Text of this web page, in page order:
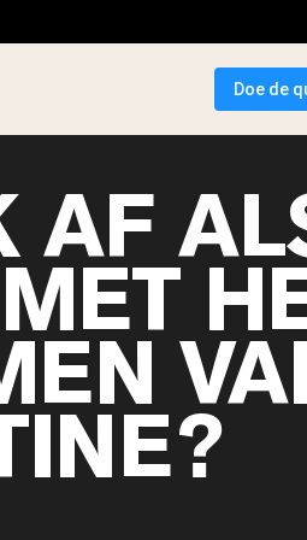
Doe de
AF